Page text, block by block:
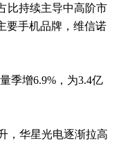
比持续主导中高阶市
要手机品牌，维信诺
季增6.9%，为3.4亿
，华星光电逐渐拉高